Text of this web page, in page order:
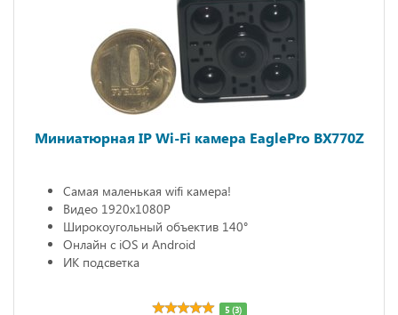
Миниатюрная IP Wi-Fi камера EaglePro BX770Z
Самая маленькая wifi камера!
Видео 1920х1080P
Широкоугольный объектив 140°
Онлайн с iOS и Android
ИК подсветка
5 (3)